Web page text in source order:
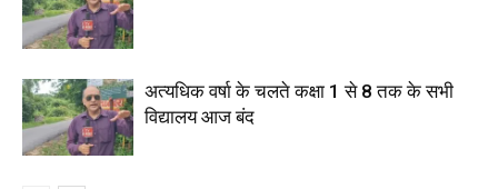
अत्यधिक वर्षा के चलते कक्षा 1 से 8 तक के सभी
विद्यालय आज बंद